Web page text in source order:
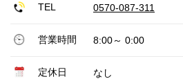
TEL 0570-087-311
営業時間 8:00～ 0:00
定休日 なし